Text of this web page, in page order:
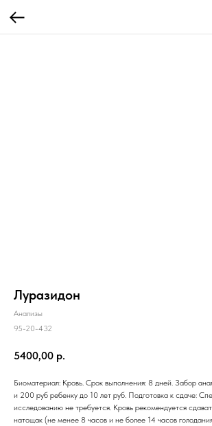
Луразидон
Анализы
95-20-432
5400,00 р.
Биоматериал: Кровь. Срок выполнения: 8 дней. Забор
и 200 руб ребенку до 10 лет руб. Подготовка к сдаче:
исследованию не требуется. Кровь рекомендуется
натощак (не менее 8 часов и не более 14 часов